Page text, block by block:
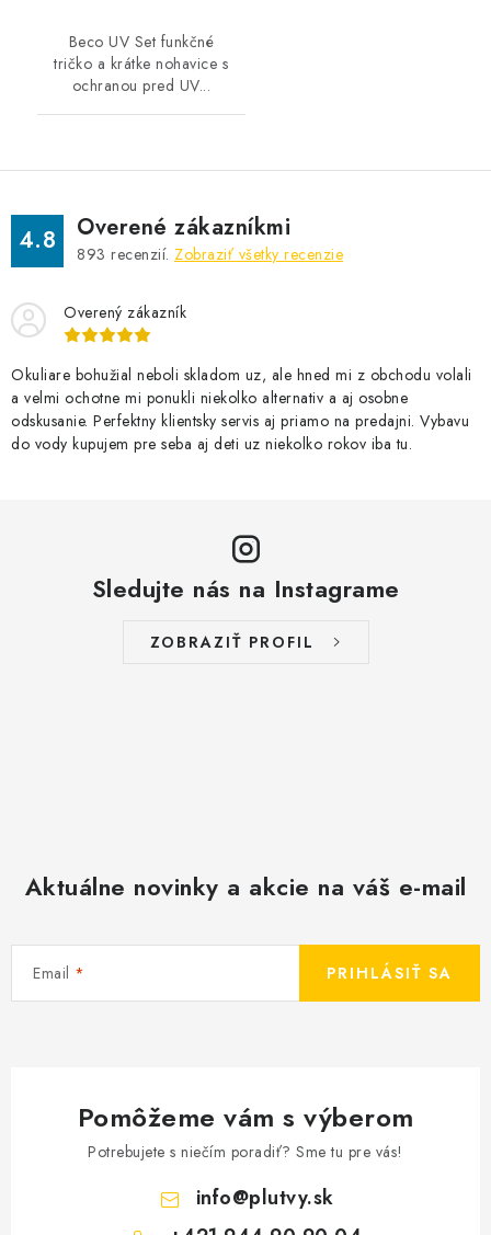
Beco UV Set funkčné
tričko a krátke nohavice s
ochranou pred UV...
4.8 Overené zákazníkmi
893 recenzií. Zobraziť všetky recenzie
Overený zákazník
Okuliare bohužial neboli skladom uz, ale hned mi z obchodu volali
a velmi ochotne mi ponukli niekolko alternativ a aj osobne
odskusanie. Perfektny klientsky servis aj priamo na predajni. Vybavu
do vody kupujem pre seba aj deti uz niekolko rokov iba tu.
Sledujte nás na Instagrame
ZOBRAZIŤ PROFIL
Aktuálne novinky a akcie na váš e-mail
Email PRIHLÁSIŤ SA
Pomôžeme vám s výberom
Potrebujete s niečím poradiť? Sme tu pre vás!
info@plutvy.sk